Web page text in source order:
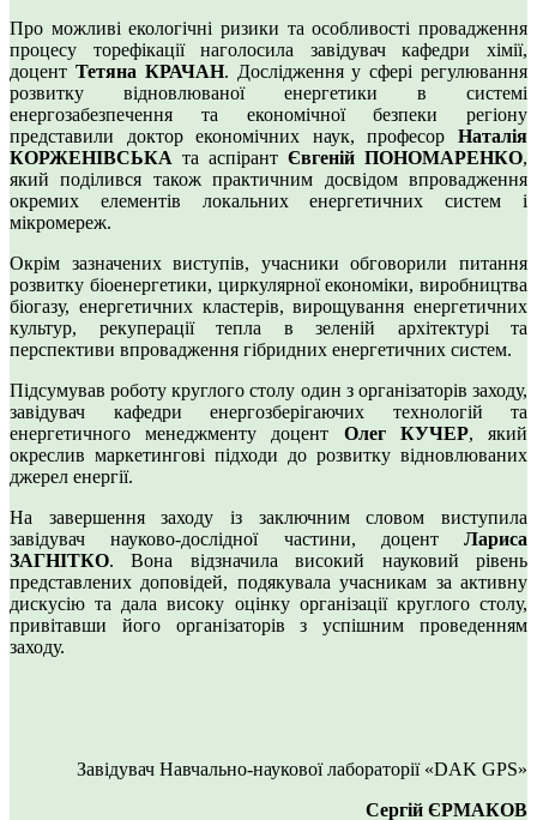
Про можливі екологічні ризики та особливості провадження
процесу торефікації наголосила завідувач кафедри хімії,
доцент Тетяна КРАЧАН. Дослідження у сфері регулювання
розвитку відновлюваної енергетики в системі
енергозабезпечення та економічної безпеки регіону
представили доктор економічних наук, професор Наталія
КОРЖЕНІВСЬКА та аспірант Євгеній ПОНОМАРЕНКО,
який поділився також практичним досвідом впровадження
окремих елементів локальних енергетичних систем і
мікромереж.
Окрім зазначених виступів, учасники обговорили питання
розвитку біоенергетики, циркулярної економіки, виробництва
біогазу, енергетичних кластерів, вирощування енергетичних
культур, рекуперації тепла в зеленій архітектурі та
перспективи впровадження гібридних енергетичних систем.
Підсумував роботу круглого столу один з організаторів заходу,
завідувач кафедри енергозберігаючих технологій та
енергетичного менеджменту доцент Олег КУЧЕР, який
окреслив маркетингові підходи до розвитку відновлюваних
джерел енергії.
На завершення заходу із заключним словом виступила
завідувач науково-дослідної частини, доцент Лариса
ЗАГНІТКО. Вона відзначила високий науковий рівень
представлених доповідей, подякувала учасникам за активну
дискусію та дала високу оцінку організації круглого столу,
привітавши його організаторів з успішним проведенням
заходу.
Завідувач Навчально-наукової лабораторії «DAK GPS»
Сергій ЄРМАКОВ